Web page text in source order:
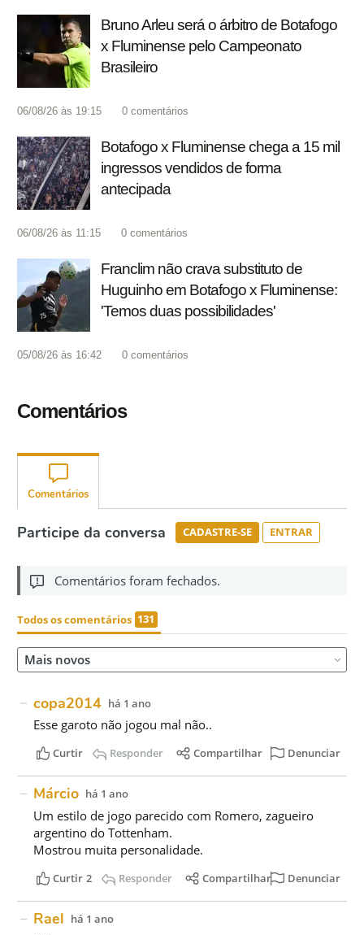
Bruno Arleu será o árbitro de Botafogo
x Fluminense pelo Campeonato
Brasileiro
06/08/26 às 19:15 0 comentários
Botafogo x Fluminense chega a 15 mil
ingressos vendidos de forma
antecipada
06/08/26 às 11:15 0 comentários
Franclim não crava substituto de
Huguinho em Botafogo x Fluminense:
'Temos duas possibilidades'
05/08/26 às 16:42 0 comentários
Comentários